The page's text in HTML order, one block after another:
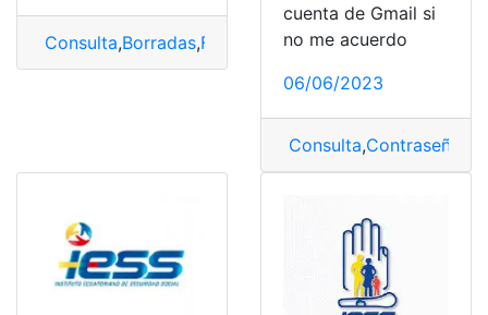
Consulta,Borradas,Fotos Recuperar teléfono
cuenta de Gmail si
no me acuerdo
06/06/2023
Consulta,Contraseña